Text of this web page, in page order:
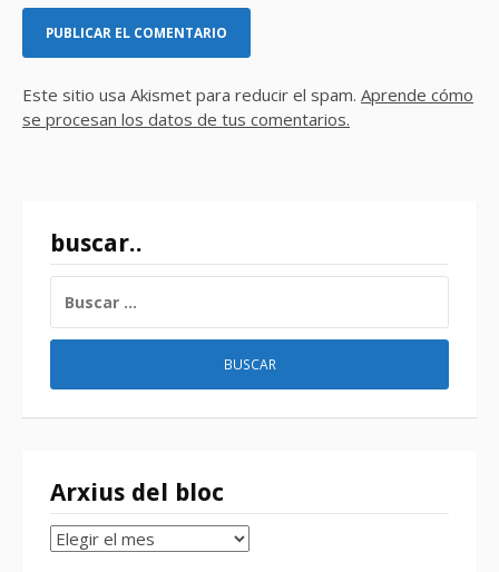
Este sitio usa Akismet para reducir el spam. Aprende cómo
se procesan los datos de tus comentarios.
buscar..
Arxius del bloc
Arxius